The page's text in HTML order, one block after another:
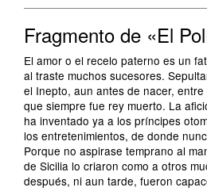
Fragmento de «El
El amor o el recelo paterno es un
al traste muchos sucesores.
el Inepto, aun antes de nacer,
que siempre fue rey muerto. La
ha inventado ya a los príncipes
los entretenimientos, de donde
Porque no aspirase temprano al
de Sicilia lo criaron como a otros
después, ni aun tarde, fueron